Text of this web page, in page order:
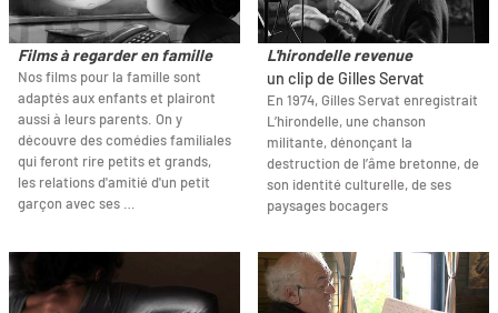
Films à regarder en famille
Nos films pour la famille sont
adaptés aux enfants et plairont
aussi à leurs parents. On y
découvre des comédies familiales
qui feront rire petits et grands,
les relations d'amitié d'un petit
garçon avec ses …
L'hirondelle revenue
un clip de Gilles Servat
En 1974, Gilles Servat enregistrait
L’hirondelle, une chanson
militante, dénonçant la
destruction de l’âme bretonne, de
son identité culturelle, de ses
paysages bocagers